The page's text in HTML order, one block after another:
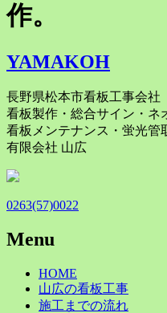
作。
YAMAKOH
長野県松本市看板工事会社
看板製作・総合サイン・ネ
看板メンテナンス・蛍光管
有限会社 山広
0263(57)0022
Menu
Skip
content
HOME
山広の看板工事
施工までの流れ